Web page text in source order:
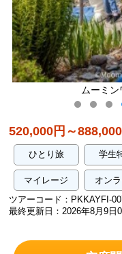
ムーミン
520,000円～
ひとり旅 学生
マイレージ
オン
ツアーコード：PKKAYFI-
最終更新日：2026年8月9日